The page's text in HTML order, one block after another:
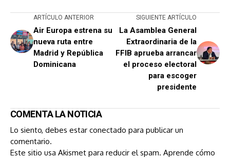
ARTÍCULO ANTERIOR
Air Europa estrena su
nueva ruta entre
Madrid y República
Dominicana
SIGUIENTE ARTÍCULO
La Asamblea General
Extraordinaria de la
FFIB aprueba arrancar
el proceso electoral
para escoger
presidente
COMENTA LA NOTICIA
Lo siento, debes estar conectado para publicar un
comentario.
Este sitio usa Akismet para reducir el spam. Aprende cómo